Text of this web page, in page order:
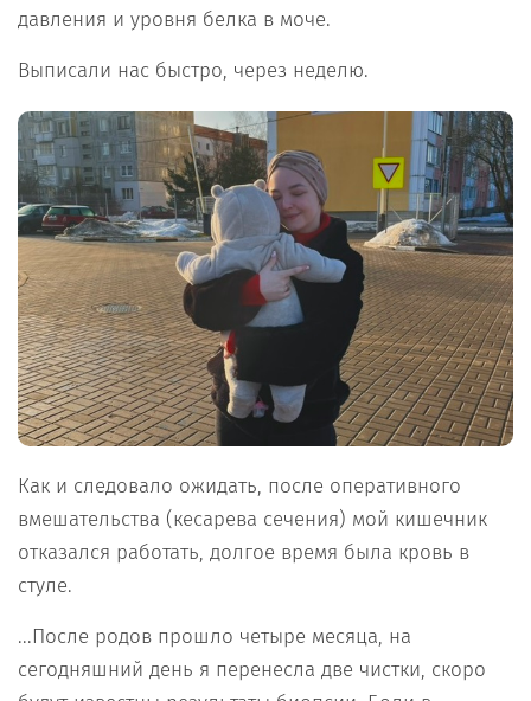
давления и уровня белка в моче.
Выписали нас быстро, через неделю.
Как и следовало ожидать, после оперативного
вмешательства (кесарева сечения) мой кишечник
отказался работать, долгое время была кровь в
стуле.
...После родов прошло четыре месяца, на
сегодняшний день я перенесла две чистки, скоро